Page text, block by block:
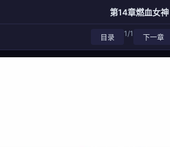
第14章燃血女神
目录 1/1 下一章